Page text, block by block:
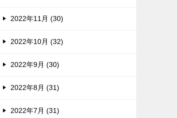
2022年11月 (30)
2022年10月 (32)
2022年9月 (30)
2022年8月 (31)
2022年7月 (31)